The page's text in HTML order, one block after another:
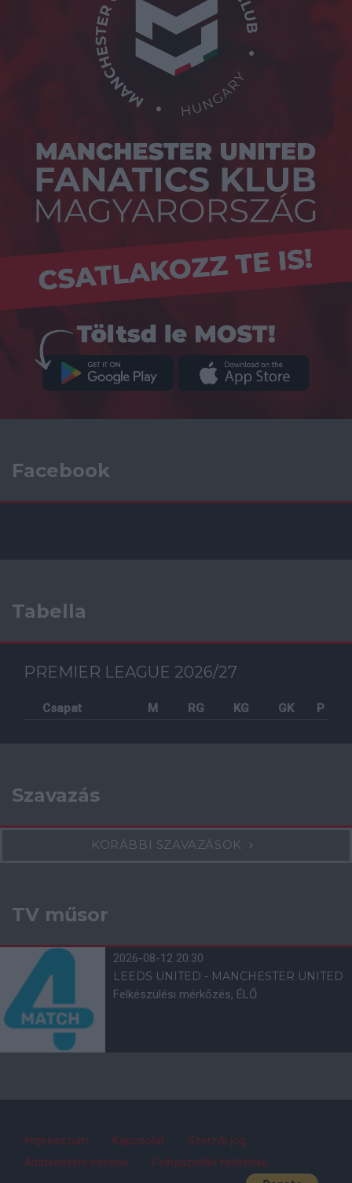
Facebook
Tabella
PREMIER LEAGUE 2026/27
Csapat M RG KG GK P
Szavazás
KORÁBBI SZAVAZÁSOK
TV műsor
2026-08-12 20:30
LEEDS UNITED - MANCHESTER UNITED
Felkészülési mérkőzés, ÉLŐ
Impresszum Kapcsolat
Szerzői jog
Adatvédelmi irányelv
Felhasználói feltételek